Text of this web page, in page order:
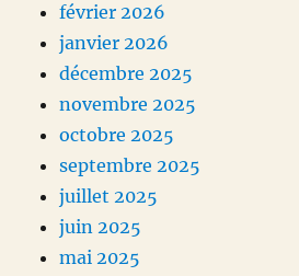
février 2026
janvier 2026
décembre 2025
novembre 2025
octobre 2025
septembre 2025
juillet 2025
juin 2025
mai 2025